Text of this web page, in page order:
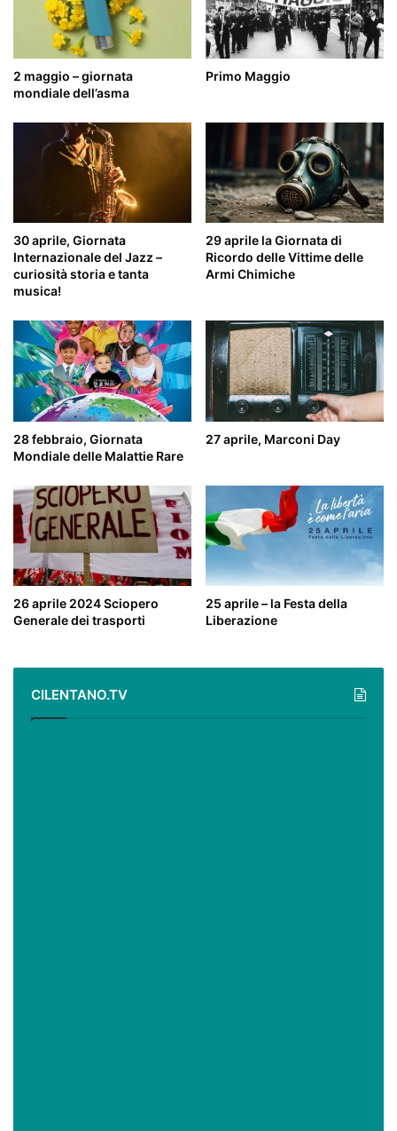
2 maggio – giornata
mondiale dell’asma
Primo Maggio
30 aprile, Giornata
Internazionale del Jazz –
curiosità storia e tanta
musica!
29 aprile la Giornata di
Ricordo delle Vittime delle
Armi Chimiche
28 febbraio, Giornata
Mondiale delle Malattie Rare
27 aprile, Marconi Day
26 aprile 2024 Sciopero
Generale dei trasporti
25 aprile – la Festa della
Liberazione
CILENTANO.TV